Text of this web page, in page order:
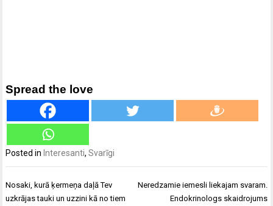
Spread the love
Posted in Interesanti,Svarīgi
Ziņu
izvēlne
Nosaki, kurā ķermeņa daļā Tev
uzkrājas tauki un uzzini kā no tiem
Neredzamie iemesli liekajam svaram.
Endokrinologs skaidrojums